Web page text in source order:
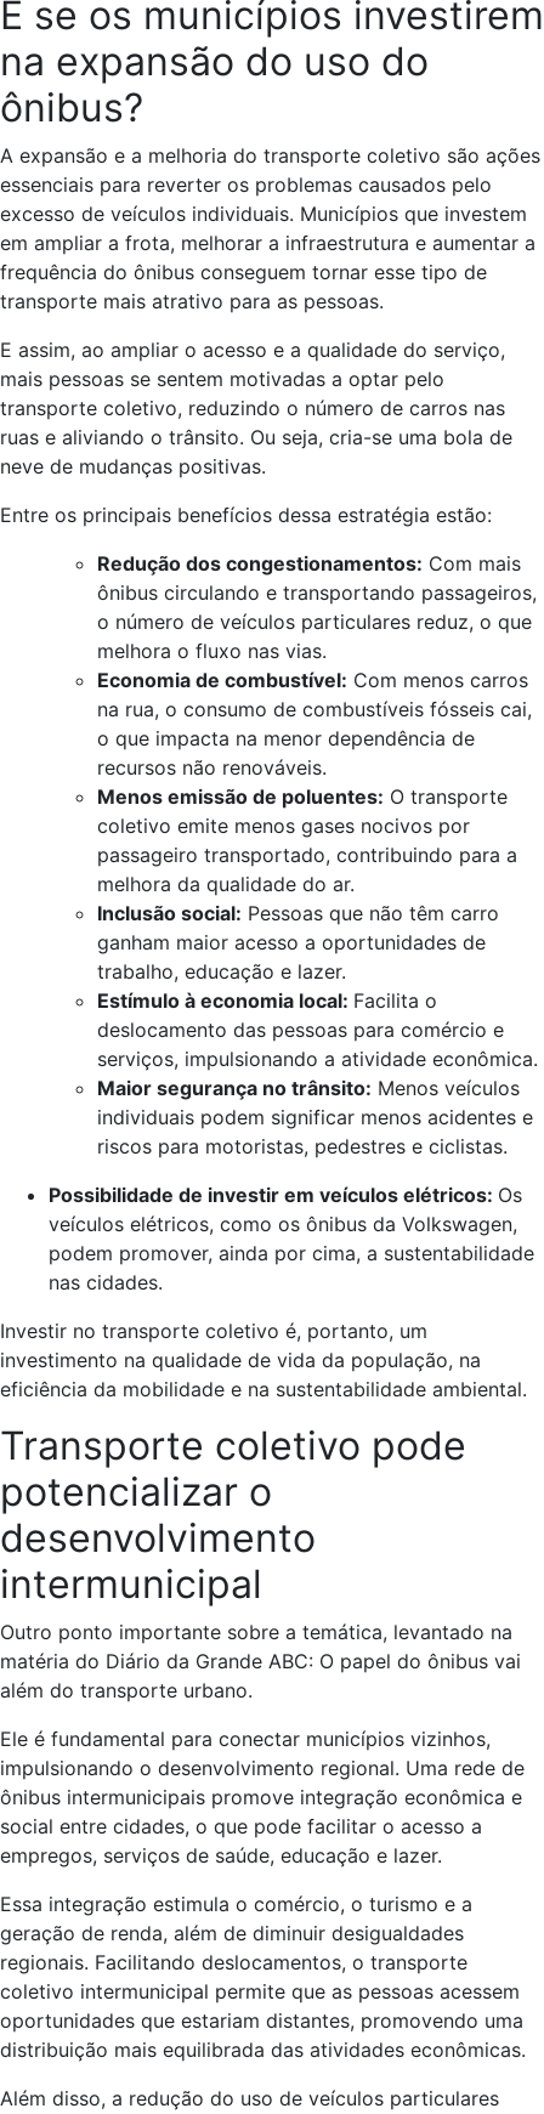
E se os municípios investirem
na expansão do uso do
ônibus?
A expansão e a melhoria do transporte coletivo são ações
essenciais para reverter os problemas causados pelo
excesso de veículos individuais. Municípios que investem
em ampliar a frota, melhorar a infraestrutura e aumentar a
frequência do ônibus conseguem tornar esse tipo de
transporte mais atrativo para as pessoas.
E assim, ao ampliar o acesso e a qualidade do serviço,
mais pessoas se sentem motivadas a optar pelo
transporte coletivo, reduzindo o número de carros nas
ruas e aliviando o trânsito. Ou seja, cria-se uma bola de
neve de mudanças positivas.
Entre os principais benefícios dessa estratégia estão:
Redução dos congestionamentos: Com mais
ônibus circulando e transportando passageiros,
o número de veículos particulares reduz, o que
melhora o fluxo nas vias.
Economia de combustível: Com menos carros
na rua, o consumo de combustíveis fósseis cai,
o que impacta na menor dependência de
recursos não renováveis.
Menos emissão de poluentes: O transporte
coletivo emite menos gases nocivos por
passageiro transportado, contribuindo para a
melhora da qualidade do ar.
Inclusão social: Pessoas que não têm carro
ganham maior acesso a oportunidades de
trabalho, educação e lazer.
Estímulo à economia local: Facilita o
deslocamento das pessoas para comércio e
serviços, impulsionando a atividade econômica.
Maior segurança no trânsito: Menos veículos
individuais podem significar menos acidentes e
riscos para motoristas, pedestres e ciclistas.
Possibilidade de investir em veículos elétricos: Os
veículos elétricos, como os ônibus da Volkswagen,
podem promover, ainda por cima, a sustentabilidade
nas cidades.
Investir no transporte coletivo é, portanto, um
investimento na qualidade de vida da população, na
eficiência da mobilidade e na sustentabilidade ambiental.
Transporte coletivo pode
potencializar o
desenvolvimento
intermunicipal
Outro ponto importante sobre a temática, levantado na
matéria do Diário da Grande ABC: O papel do ônibus vai
além do transporte urbano.
Ele é fundamental para conectar municípios vizinhos,
impulsionando o desenvolvimento regional. Uma rede de
ônibus intermunicipais promove integração econômica e
social entre cidades, o que pode facilitar o acesso a
empregos, serviços de saúde, educação e lazer.
Essa integração estimula o comércio, o turismo e a
geração de renda, além de diminuir desigualdades
regionais. Facilitando deslocamentos, o transporte
coletivo intermunicipal permite que as pessoas acessem
oportunidades que estariam distantes, promovendo uma
distribuição mais equilibrada das atividades econômicas.
Além disso, a redução do uso de veículos particulares